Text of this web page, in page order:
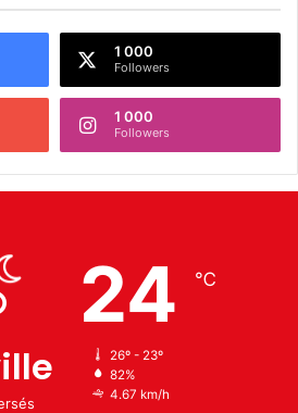
1 000
Followers
1 000
Followers
24 ℃
26º - 23º
82%
4.67 km/h